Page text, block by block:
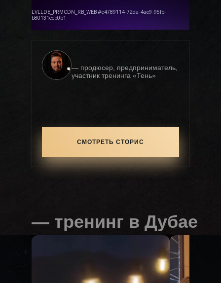
— продюсер, предприниматель,
участник тренинга «Тень»
СМОТРЕТЬ СТОРИС
— тренинг в Дубае